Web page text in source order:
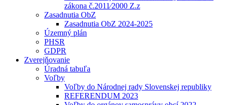
zákona č.2011⁄2000 Z.z
Zasadnutia ObZ
Zasadnutia ObZ 2024-2025
Územný plán
PHSR
GDPR
Zverejňovanie
Úradná tabuľa
Voľby
Voľby do Národnej rady Slovenskej republiky
REFERENDUM 2023